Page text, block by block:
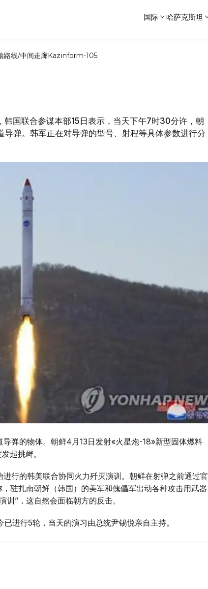
国际 哈萨克斯坦
路线/中间走廊Kazinform-105
国联合参谋本部15日表示，当天下午7时30分许，朝
弹。韩军正在对导弹的型号、射程等具体参数进行分
弹的物体。朝鲜4月13日发射«火星炮-18»新型固体燃料
起挑衅。
行的韩美联合协同火力歼灭演训。朝鲜在射弹之前通过官
驻扎南朝鲜（韩国）的美军和傀儡军出动各种攻击用武器
”，这自然会面临朝方的反击。
进行5轮，当天的演习由总统尹锡悦亲自主持。